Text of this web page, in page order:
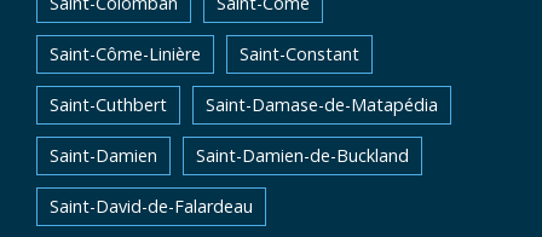
Saint-Côme-Linière Saint-Constant
Saint-Cuthbert Saint-Damase-de-Matapédia
Saint-Damien Saint-Damien-de-Buckland
Saint-David-de-Falardeau